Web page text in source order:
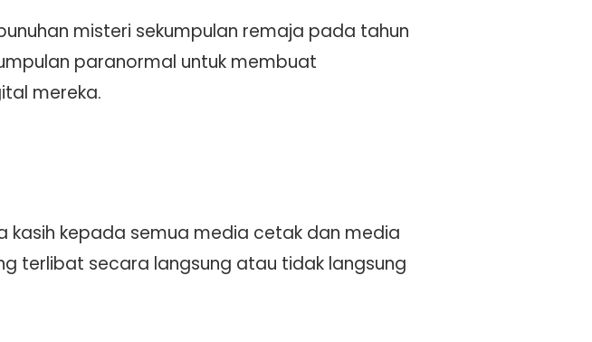
misteri sekumpulan remaja pada tahun
paranormal untuk membuat
mereka.
kasih kepada semua media cetak dan media
terlibat secara langsung atau tidak langsung